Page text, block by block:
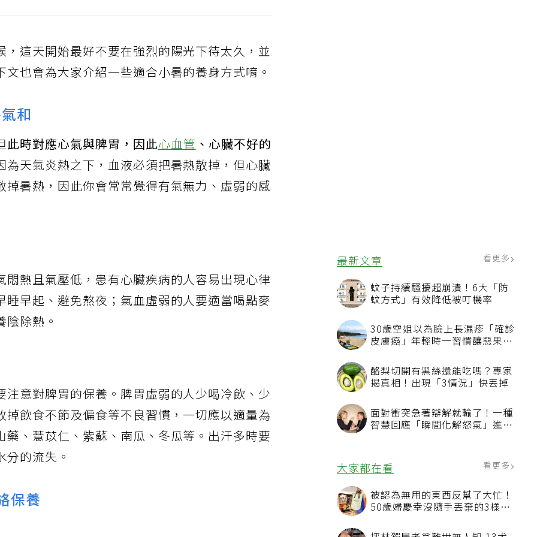
最新文章 看更多
蚊子持續騷擾超崩潰！6大「防
蚊方式」有效降低被叮機率
30歲空姐以為臉上長濕疹「確診
皮膚癌」年輕時一習慣釀惡果超
酪梨切開有黑絲還能吃嗎？專家
揭真相！出現「3情況」快丟掉
面對衝突急著辯解就輸了！一種
智慧回應「瞬間化解怒氣」進入
大家都在看
被認為無用的東西反幫了大忙！
50歲婦慶幸沒隨手丟棄的3樣物
這天開始最好不要在強烈的陽光下待太久，並
也會為大家介紹一些適合小暑的養身方式唷。
和
此時對應心氣與脾胃，因此心血管 、心臟不好的
為天氣炎熱之下，血液必須把暑熱散掉，但心臟
暑熱，因此你會常常覺得有氣無力、虛弱的感
熱且氣壓低，患有心臟疾病的人容易出現心律
早起、避免熬夜；氣血虛弱的人要適當喝點麥
除熱。
意對脾胃的保養。脾胃虛弱的人少喝冷飲、少
飲食不節及偏食等不良習慣，一切應以適量為
、薏苡仁、紫蘇、南瓜、冬瓜等。出汗多時要
的流失。
保養